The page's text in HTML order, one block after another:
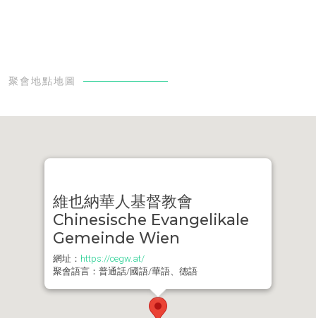
聚會地點地圖
維也納華人基督教會
Chinesische Evangelikale
Gemeinde Wien
網址： https://cegw.at/
聚會語言：普通話/國語/華語、德語